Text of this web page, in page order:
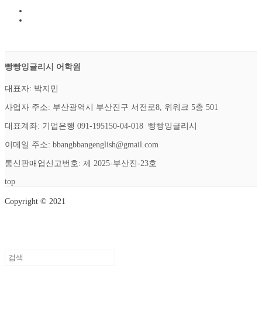
빵빵잉글리시 어학원
대표자: 박지민
사업자 주소: 부산광역시 부산진구 서전로8, 위워크 5층 501
대표계좌: 기업은행 091-195150-04-018 빵빵잉글리시
이메일 주소: bbangbbangenglish@gmail.com
통신판매업신고번호: 제 2025-부산진-23호
top
Copyright © 2021